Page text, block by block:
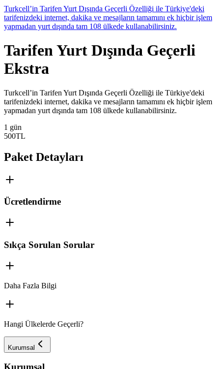
​​​​​​​​​Turkcell’in Tarifen Yurt Dışında Geçerli Özelliği ile Türkiye'deki
tarifenizdeki internet, dakika ve mesajların tamamını ek hiçbir işlem
yapmadan yurt dışında tam 108 ülkede kullanabilirsiniz.
Tarifen Yurt Dışında Geçerli
Ekstra
​​​​​​​​​Turkcell’in Tarifen Yurt Dışında Geçerli Özelliği ile Türkiye'deki
tarifenizdeki internet, dakika ve mesajların tamamını ek hiçbir işlem
yapmadan yurt dışında tam 108 ülkede kullanabilirsiniz.
1 gün
500TL
Paket Detayları
Ücretlendirme
Sıkça Sorulan Sorular
Daha Fazla Bilgi
Hangi Ülkelerde Geçerli?
Kurumsal
Kurumsal